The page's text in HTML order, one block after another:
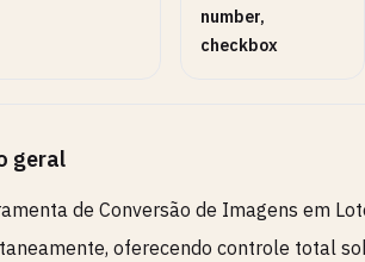
number,
checkbox
geral
de Conversão de Imagens em
oferecendo controle total